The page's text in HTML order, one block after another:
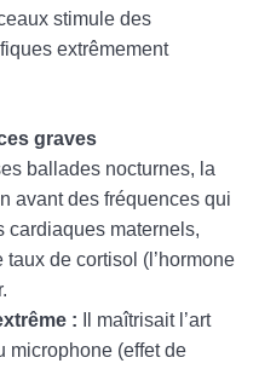
stimule des
extrêmement
graves
ballades nocturnes, la
avant des fréquences qui
cardiaques maternels,
de cortisol (l’hormone
: Il maîtrisait l’art
microphone (effet de